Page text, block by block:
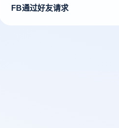
FB通过好友请求